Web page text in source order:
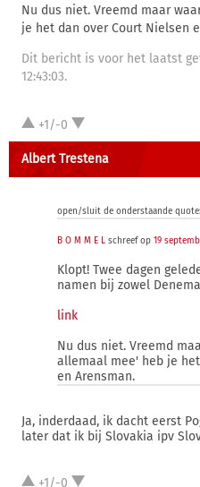
Nu dus niet. Vreemd maar
je het dan over Court Nielsen
Dit bericht is voor het laatst
12:43:03.
+1/-0
Albert Trestena
open/sluit de onderstaande quote:
B O M M E L schreef op 19
Klopt! Twee dagen
namen bij zowel
link
Nu dus niet. Vreemd
allemaal mee' heb je
en Arensman.
Ja, inderdaad, ik dacht eerst
later dat ik bij Slovakia ipv
+1/-0